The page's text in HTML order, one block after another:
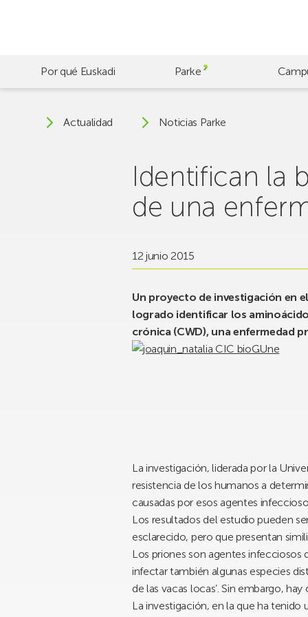
Por qué Euskadi
Parke
Actualidad Noticias Parke
Identifican la
de una
12 junio 2015
Un proyecto de investigación en
logrado identificar los
crónica (CWD), una enfermedad
La investigación, liderada por la
resistencia de los humanos a
causadas por esos agentes
Los resultados del estudio pueden
esclarecido, pero que presentan
Los priones son agentes infecciosos
infectar también algunas especies
de las vacas locas’. Sin embargo,
La investigación, en la que ha